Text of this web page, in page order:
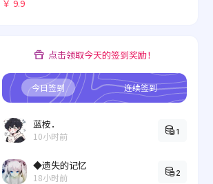
￥ 9.9
点击领取今天的签到奖励！
今日签到 连续签到
蓝桉．
10小时前 1
◆遗失的记忆
18小时前 2